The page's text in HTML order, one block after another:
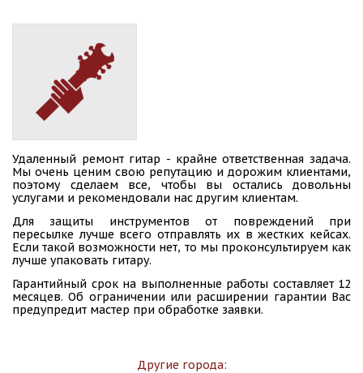
СДЭК
Мытищи, ул. Лётная, 40
(495) 128-95-59
СДЭК
Зеленоград, пл. Крюковская, 1А
(495) 128-95-59
Мытищи, ул. Советская, 1А
(495) 128-95-59
Зеленоград, Площадь Юности, 3
(495) 128-95-59
СДЭК
Мытищи, ул. Трудовая, 22
(495) 128-95-59
Удаленный ремонт гитар - крайне ответственная задача.
Мы очень ценим свою репутацию и дорожим клиентами,
поэтому сделаем все, чтобы вы остались довольны
услугами и рекомендовали нас другим клиентам.
Для защиты инструментов от повреждений при
пересылке лучше всего отправлять их в жестких кейсах.
Если такой возможности нет, то мы проконсультируем как
лучше упаковать гитару.
Гарантийный срок на выполненные работы составляет 12
месяцев. Об ограничении или расширении гарантии Вас
предупредит мастер при обработке заявки.
Другие города: